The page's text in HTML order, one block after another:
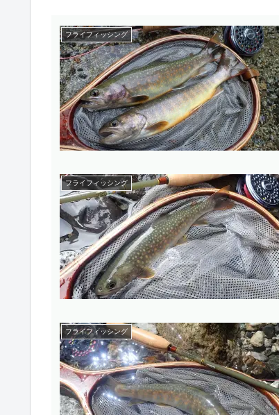
フライフィッシング
フライフィッシング
フライフィッシング